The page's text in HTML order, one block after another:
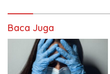
Baca Juga